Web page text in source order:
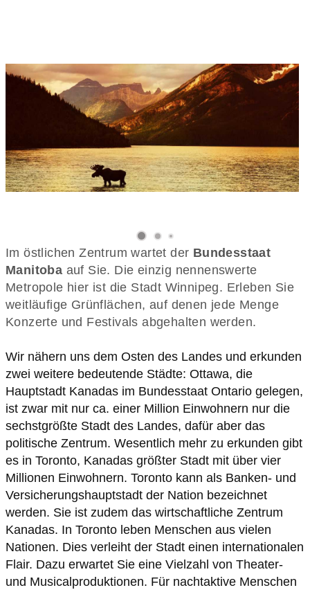
Im östlichen Zentrum wartet der Bundesstaat
Manitoba auf Sie. Die einzig nennenswerte
Metropole hier ist die Stadt Winnipeg. Erleben Sie
weitläufige Grünflächen, auf denen jede Menge
Wir nähern uns dem Osten des Landes und erkunden
zwei weitere bedeutende Städte: Ottawa, die
Hauptstadt Kanadas im Bundesstaat Ontario gelegen,
ist zwar mit nur ca. einer Million Einwohnern nur die
sechstgrößte Stadt des Landes, dafür aber das
politische Zentrum. Wesentlich mehr zu erkunden gibt
es in Toronto, Kanadas größter Stadt mit über vier
Millionen Einwohnern. Toronto kann als Banken- und
Versicherungshauptstadt der Nation bezeichnet
werden. Sie ist zudem das wirtschaftliche Zentrum
Kanadas. In Toronto leben Menschen aus vielen
Nationen. Dies verleiht der Stadt einen internationalen
Flair. Dazu erwartet Sie eine Vielzahl von Theater-
und Musicalproduktionen. Für nachtaktive Menschen